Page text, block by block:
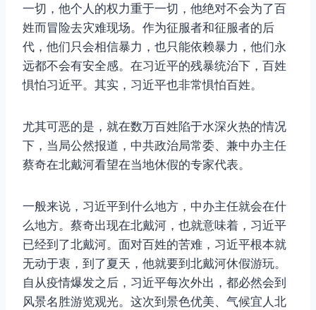
一切，他个人的权力重于一切，他绝对不会为了百
姓而冒险去灾难现场。作为征服者和征服者的后
代，他们只会相信暴力，也只能依赖暴力，他们永
远都不会有安全感。在习近平的残暴统治下，百姓
惧怕习近平。其实，习近平也非常惧怕百姓。
尤其可恶的是，就在数万百姓陷于水深火热的情况
下，当局公然报道，中共政治局常委、兼中办主任
蔡奇在北戴河看望在当地休假的专家代表。
一般来说，习近平到什么地方，中办主任就会在什
么地方。蔡奇出现在北戴河，也就意味着，习近平
已经到了北戴河。面对百姓的苦难，习近平根本就
无动于衷，到了夏天，他就要到北戴河休假游玩。
自从疫情爆发之后，习近平每次外出，都必然会到
风景名胜游览观光。这次到景色优美、气候宜人北